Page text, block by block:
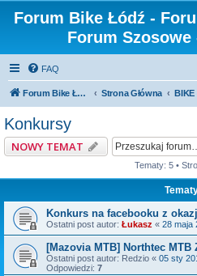
Forum Bike Łódź -
Forum Szosowe
FAQ
Forum Bike Łódź - Forum Rowerowe Łódź - Forum Szosowe - Forum MTB Strona Główna BIKE
Konkursy
NOWY TEMAT
Tematy: 5 •
Konkurs na facebooku z
Ostatni post autor: Łukasz « 28 maja
[Mazovia MTB] Northtec MTB
Ostatni post autor: Redzio « 05 sty
Odpowiedzi: 7